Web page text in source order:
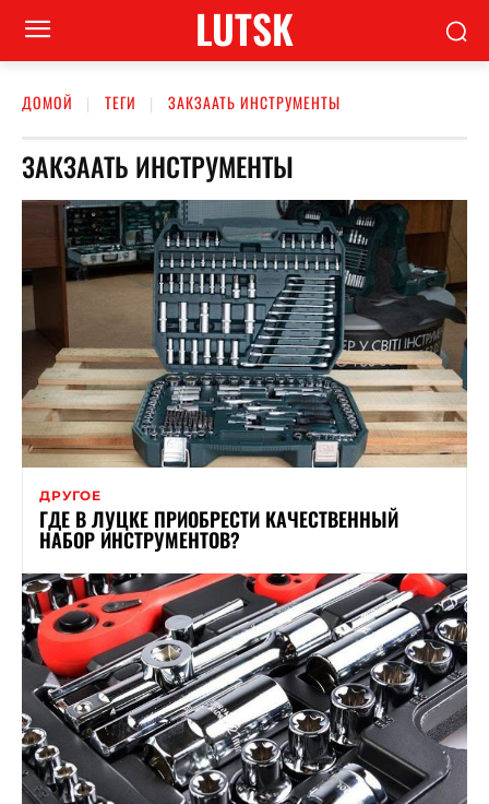
LUTSK
ДОМОЙ ТЕГИ ЗАКЗААТЬ ИНСТРУМЕНТЫ
ЗАКЗААТЬ ИНСТРУМЕНТЫ
ДРУГОЕ
ГДЕ В ЛУЦКЕ ПРИОБРЕСТИ КАЧЕСТВЕННЫЙ
НАБОР ИНСТРУМЕНТОВ?